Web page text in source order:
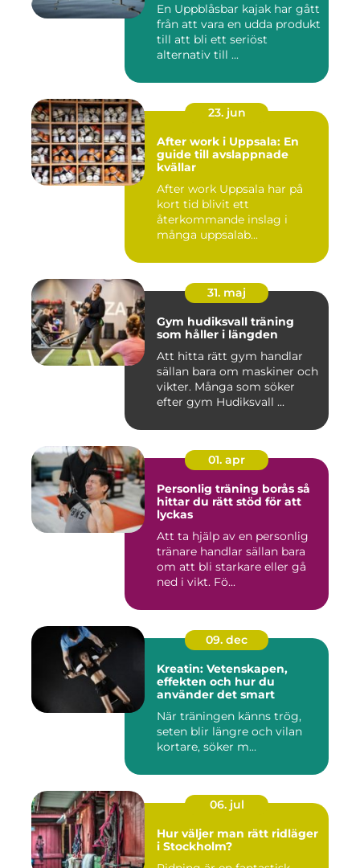
En Uppblåsbar kajak har gått
från att vara en udda produkt
till att bli ett seriöst
alternativ till ...
23. jun
After work i Uppsala: En
guide till avslappnade
kvällar
After work Uppsala har på
kort tid blivit ett
återkommande inslag i
många uppsalab...
31. maj
Gym hudiksvall träning
som håller i längden
Att hitta rätt gym handlar
sällan bara om maskiner och
vikter. Många som söker
efter gym Hudiksvall ...
01. apr
Personlig träning borås så
hittar du rätt stöd för att
lyckas
Att ta hjälp av en personlig
tränare handlar sällan bara
om att bli starkare eller gå
ned i vikt. Fö...
09. dec
Kreatin: Vetenskapen,
effekten och hur du
använder det smart
När träningen känns trög,
seten blir längre och vilan
kortare, söker m...
06. jul
Hur väljer man rätt ridläger
i Stockholm?